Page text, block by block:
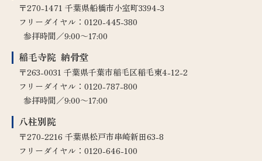
〒270-1471 千葉県船橋市小室町3394-3
フリーダイヤル： 0120-445-380
参拝時間／9:00～17:00
稲毛寺院 納骨堂
〒263-0031 千葉県千葉市稲毛区稲毛東4-12-2
フリーダイヤル： 0120-787-800
参拝時間／9:00～17:00
八柱別院
〒270-2216 千葉県松戸市串崎新田63-8
フリーダイヤル： 0120-646-100